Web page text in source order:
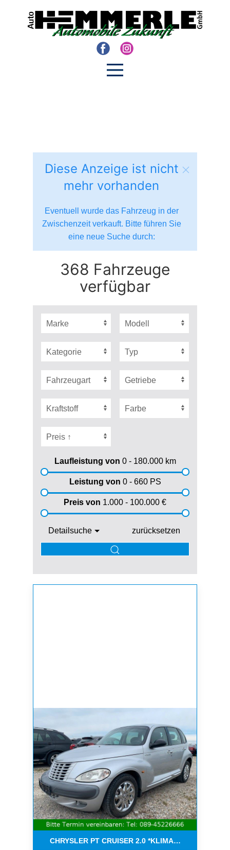
Diese Anzeige ist nicht
mehr vorhanden
Eventuell wurde das Fahrzeug in der
Zwischenzeit verkauft. Bitte führen Sie
eine neue Suche durch:
368 Fahrzeuge
verfügbar
Laufleistung von 0 - 180.000km
Leistung von 0 - 660PS
Preis von 1.000 - 100.000 €
Detailsuche zurücksetzen
CHRYSLER PT CRUISER 2.0